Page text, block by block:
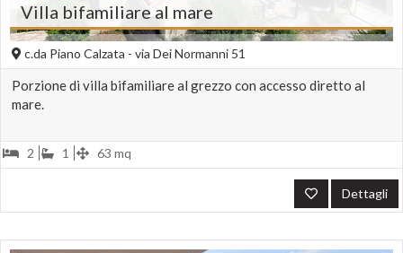
Villa bifamiliare al mare
c.da Piano Calzata - via Dei Normanni 51
Porzione di villa bifamiliare al grezzo con accesso diretto al
mare.
2 1 63 mq
Dettagli